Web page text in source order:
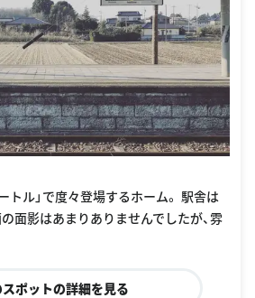
トル」で度々登場するホーム。 駅舎は
面影はあまりありませんでしたが、雰
スポットの詳細を見る